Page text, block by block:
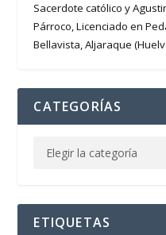
Sacerdote católico y
Párroco, Licenciado en
Bellavista, Aljaraque
CATEGORÍAS
ETIQUETAS